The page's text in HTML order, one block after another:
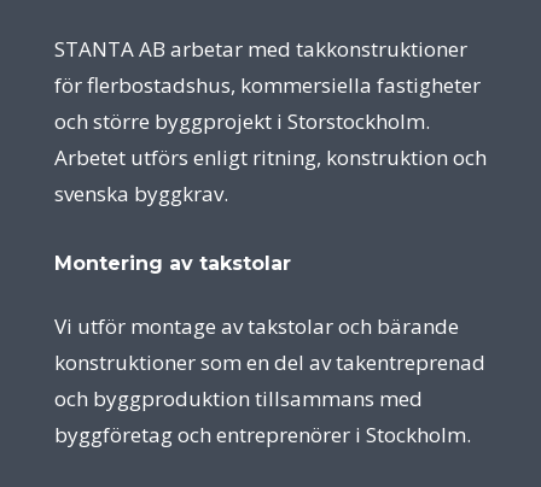
STANTA AB arbetar med takkonstruktioner
för flerbostadshus, kommersiella fastigheter
och större byggprojekt i Storstockholm.
Arbetet utförs enligt ritning, konstruktion och
svenska byggkrav.
Montering av takstolar
Vi utför montage av takstolar och bärande
konstruktioner som en del av takentreprenad
och byggproduktion tillsammans med
byggföretag och entreprenörer i Stockholm.